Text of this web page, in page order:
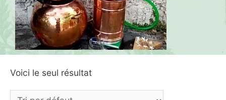
Voici le seul résultat